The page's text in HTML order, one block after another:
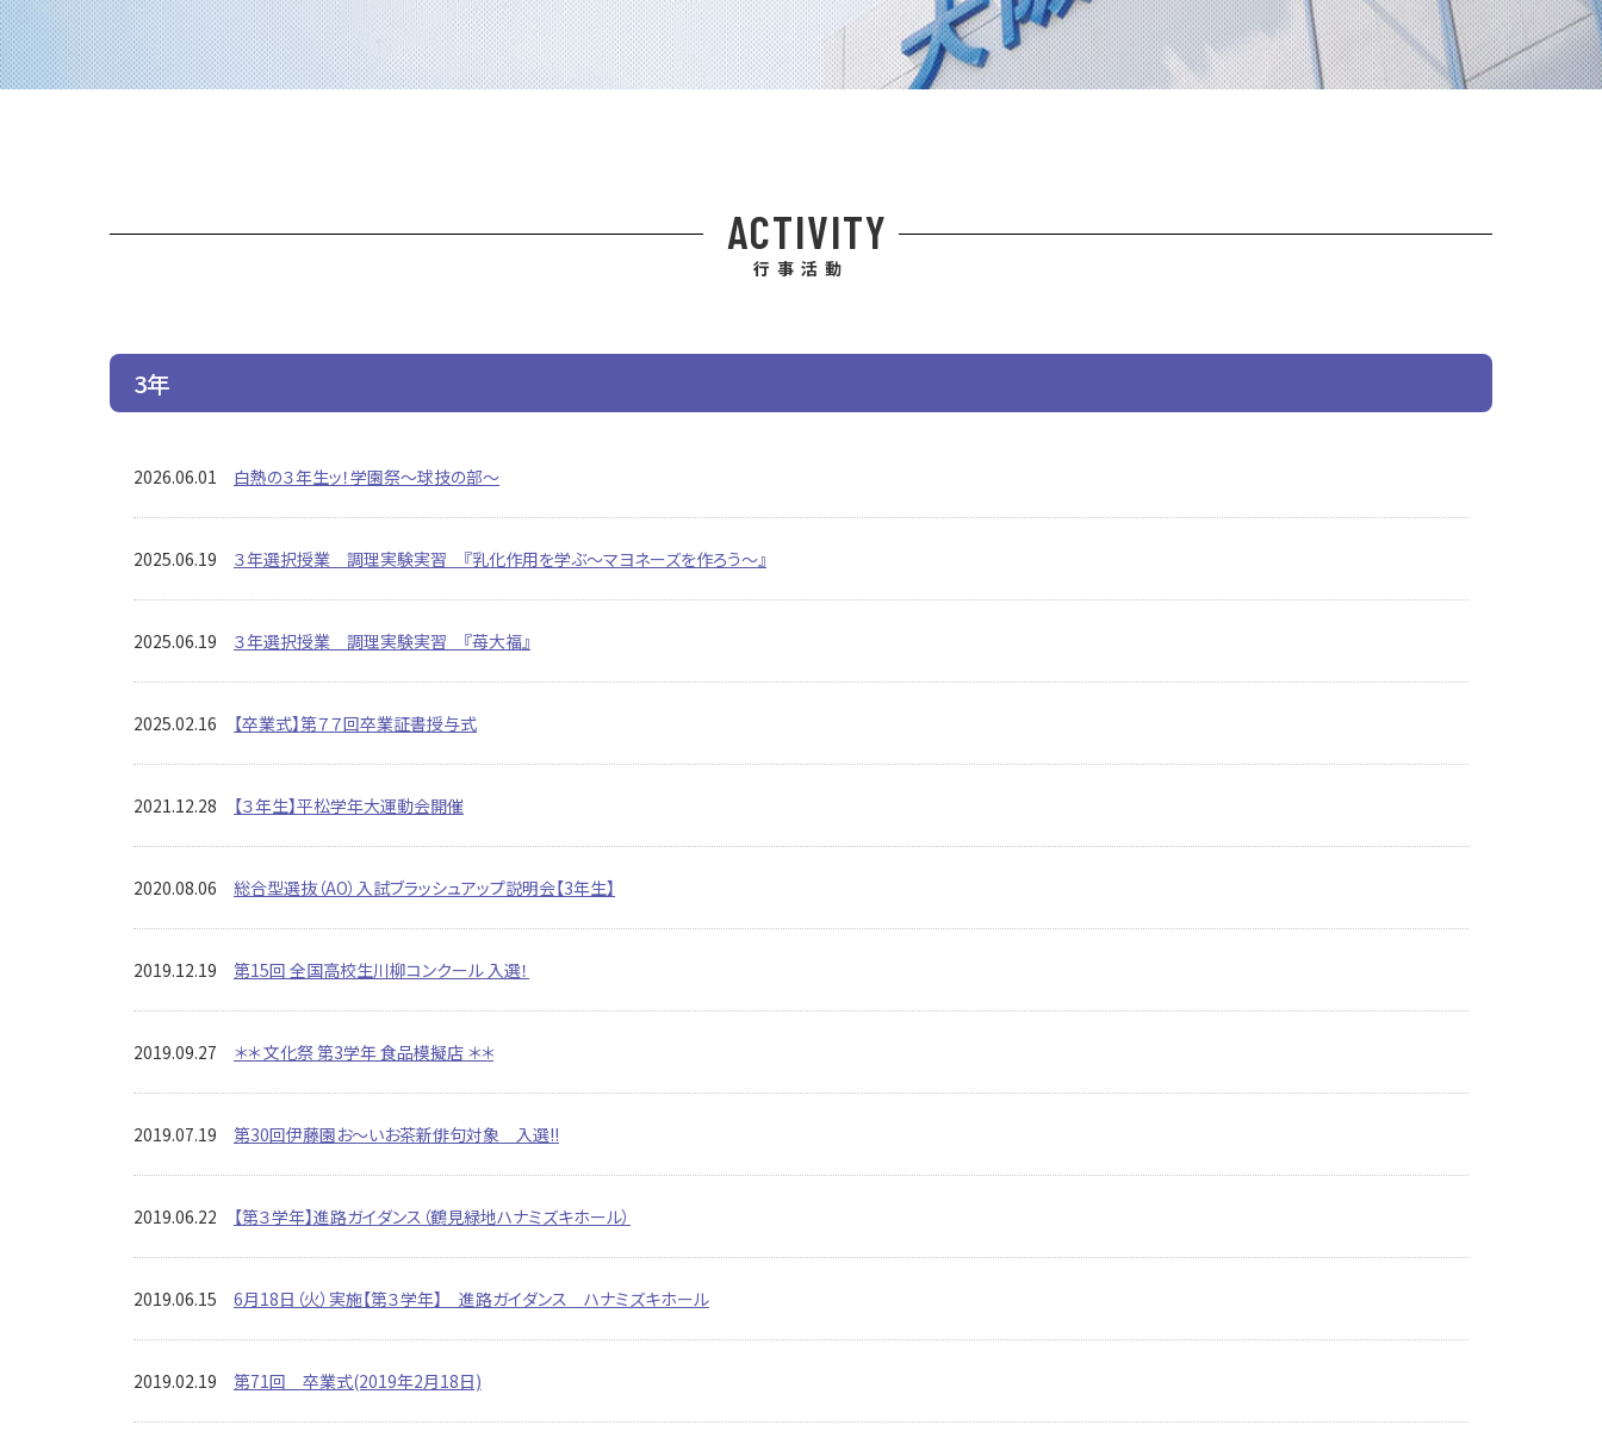
ACTIVITY
行事活動
3年
2026.06.01 白熱の３年生ッ！学園祭～球技の部～
2025.06.19 ３年選択授業 調理実験実習 『乳化作用を学ぶ～マヨネーズを作ろう～』
2025.06.19 ３年選択授業 調理実験実習 『苺大福』
2025.02.16 【卒業式】第７７回卒業証書授与式
2021.12.28 【３年生】平松学年大運動会開催
2020.08.06 総合型選抜（AO）入試ブラッシュアップ説明会【3年生】
2019.12.19 第15回 全国高校生川柳コンクール 入選！
2019.09.27 ＊＊ 文化祭 第3学年 食品模擬店 ＊＊
2019.07.19 第30回伊藤園お～いお茶新俳句対象 入選!!
2019.06.22 【第３学年】進路ガイダンス（鶴見緑地ハナミズキホール）
2019.06.15 6月18日（火）実施【第３学年】 進路ガイダンス ハナミズキホール
2019.02.19 第71回 卒業式(2019年2月18日)